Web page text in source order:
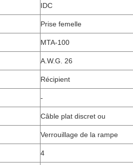
IDC
Prise femelle
MTA-100
A.W.G. 26
Récipient
-
Câble plat discret ou
Verrouillage de la rampe
4